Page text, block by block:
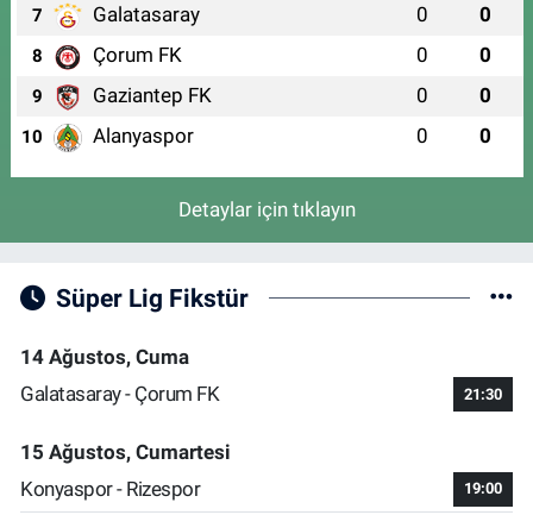
7 Galatasaray 0 0
8 Çorum FK 0 0
9 Gaziantep FK 0 0
10 Alanyaspor 0 0
Detaylar için tıklayın
Süper Lig Fikstür
14 Ağustos, Cuma
Galatasaray - Çorum FK
21:30
15 Ağustos, Cumartesi
Konyaspor - Rizespor
19:00